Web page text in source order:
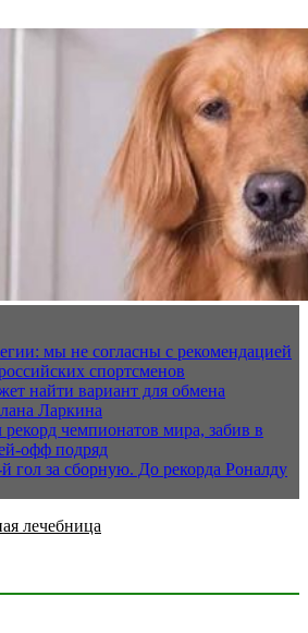
мы не согласны с рекомендацией
спортсменов
найти вариант для обмена
Ларкина
чемпионатов мира, забив в
подряд
гол за сборную. До рекорда Роналду
лечебница